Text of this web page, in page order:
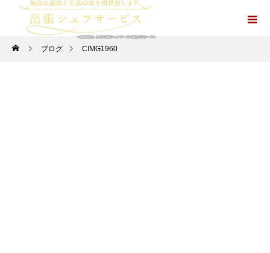
ブログ CIMG1960